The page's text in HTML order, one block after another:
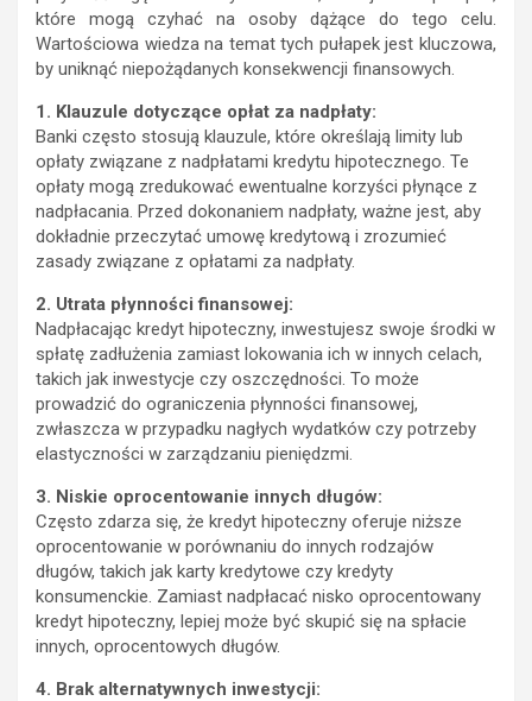
które mogą czyhać na osoby dążące do tego celu.
Wartościowa wiedza na temat tych pułapek jest kluczowa,
by uniknąć niepożądanych konsekwencji finansowych.
1. Klauzule dotyczące opłat za nadpłaty:
Banki często stosują klauzule, które określają limity lub
opłaty związane z nadpłatami kredytu hipotecznego. Te
opłaty mogą zredukować ewentualne korzyści płynące z
nadpłacania. Przed dokonaniem nadpłaty, ważne jest, aby
dokładnie przeczytać umowę kredytową i zrozumieć
zasady związane z opłatami za nadpłaty.
2. Utrata płynności finansowej:
Nadpłacając kredyt hipoteczny, inwestujesz swoje środki w
spłatę zadłużenia zamiast lokowania ich w innych celach,
takich jak inwestycje czy oszczędności. To może
prowadzić do ograniczenia płynności finansowej,
zwłaszcza w przypadku nagłych wydatków czy potrzeby
elastyczności w zarządzaniu pieniędzmi.
3. Niskie oprocentowanie innych długów:
Często zdarza się, że kredyt hipoteczny oferuje niższe
oprocentowanie w porównaniu do innych rodzajów
długów, takich jak karty kredytowe czy kredyty
konsumenckie. Zamiast nadpłacać nisko oprocentowany
kredyt hipoteczny, lepiej może być skupić się na spłacie
innych, oprocentowych długów.
4. Brak alternatywnych inwestycji: